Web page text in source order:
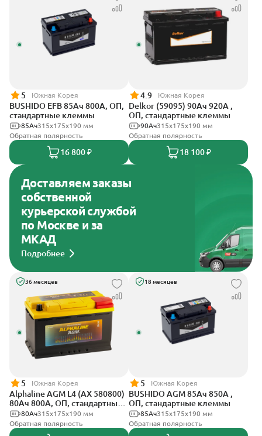
5 Южная Корея
BUSHIDO EFB 85Ач 800А, ОП,
стандартные клеммы
315x175x190 мм
85Ач
Обратная полярность
16 800 ₽
4.9 Южная Корея
Delkor (59095) 90Ач 920А ,
ОП, стандартные клеммы
315x175x190 мм
90Ач
Обратная полярность
18 100 ₽
Доставляем заказы
собственной
курьерской службой
по Москве и за
МКАД
Подробнее
36 месяцев
5 Южная Корея
Alphaline AGM L4 (AX 580800)
80Ач 800А, ОП, стандартные
клеммы315х175х190 мм
80Ач
Обратная полярность
18 месяцев
5 Южная Корея
BUSHIDO AGM 85Ач 850А ,
ОП, стандартные клеммы
315x175x190 мм
85Ач
Обратная полярность